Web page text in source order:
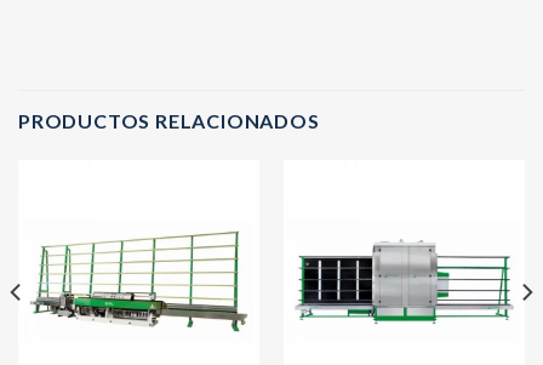
PRODUCTOS RELACIONADOS